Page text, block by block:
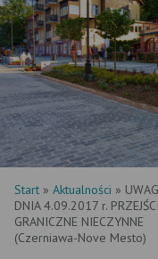
Start » Aktualności »
DNIA 4.09.2017 r.
GRANICZNE NIECZYNNE
(Czerniawa-Nove Mesto)